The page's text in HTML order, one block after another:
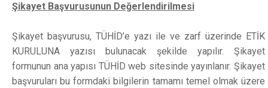
Şikayet Başvurusunun Değerlendirilmesi
Şikayet başvurusu, TÜHİD’e yazı ile ve zarf üzerinde ETİK
KURULUNA yazısı bulunacak şekilde yapılır. Şikayet
formunun ana yapısı TÜHİD web sitesinde yayınlanır. Şikayet
başvuruları bu formdaki bilgilerin tamamı temel olmak üzere